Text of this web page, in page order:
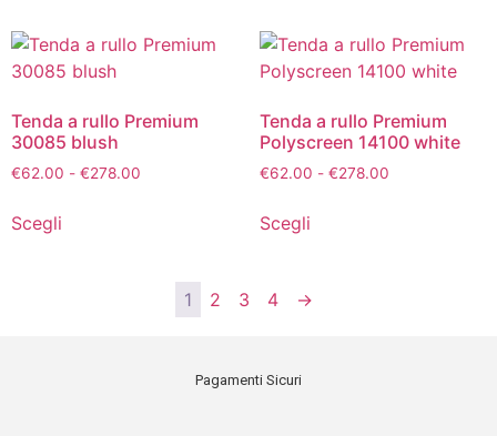
Tenda a rullo Premium
30085 blush
€62.00 - €278.00
Scegli
Tenda a rullo Premium
Polyscreen 14100 white
€62.00 - €278.00
Scegli
1 2 3 4 →
Pagamenti Sicuri